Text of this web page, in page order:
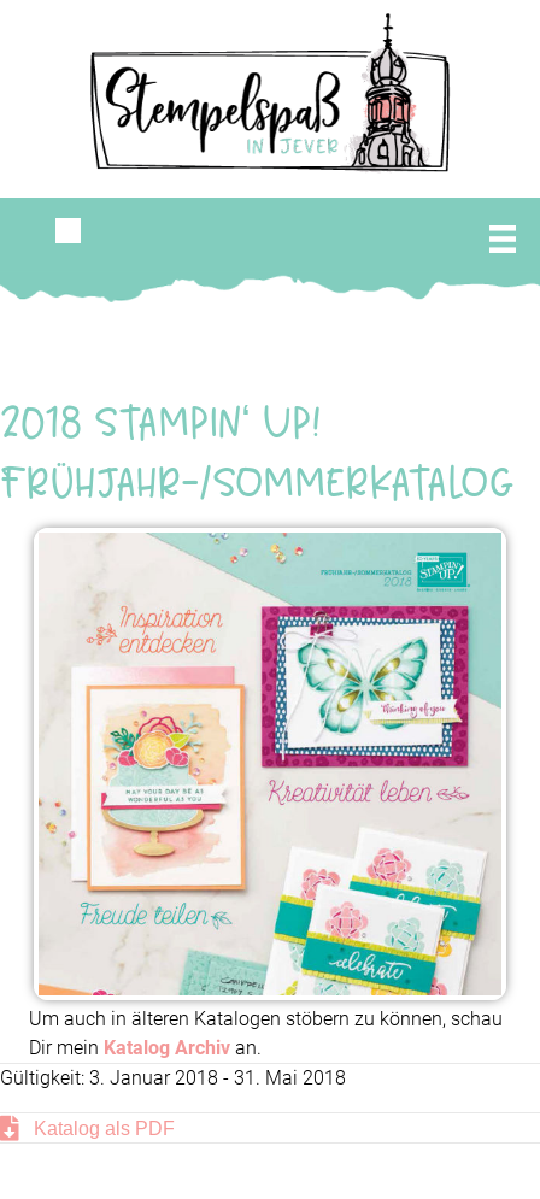
2018 Stampin‘ Up!
Frühjahr-/Sommerkatalog
Um auch in älteren Katalogen stöbern zu können, schau
Dir mein Katalog Archiv an.
Gültigkeit: 3. Januar 2018 - 31. Mai 2018
Katalog als PDF